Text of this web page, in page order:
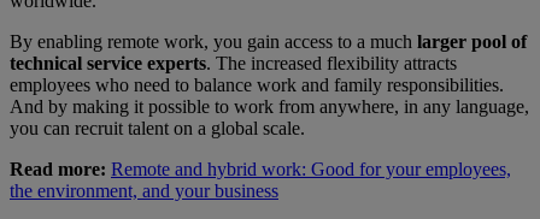
By enabling remote work, you gain access to a much larger pool of
technical service experts. The increased flexibility attracts
employees who need to balance work and family responsibilities.
And by making it possible to work from anywhere, in any language,
you can recruit talent on a global scale.
Read more: Remote and hybrid work: Good for your employees,
the environment, and your business